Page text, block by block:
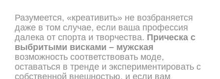
Разумеется, «креативить» не возбраняется
даже в том случае, если ваша профессия
далека от спорта и творчества. Прическа с
выбритыми висками – мужская
возможность соответствовать моде,
оставаться в тренде и экспериментировать с
собственной внешностью, и если вам